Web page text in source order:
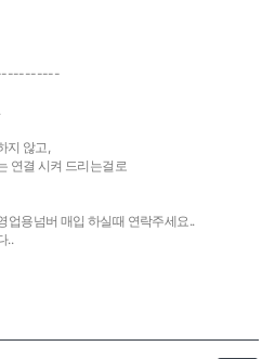
지 않고,
연결 시켜 드리는걸로
업용넘버 매입 하실때 연락주세요..
..